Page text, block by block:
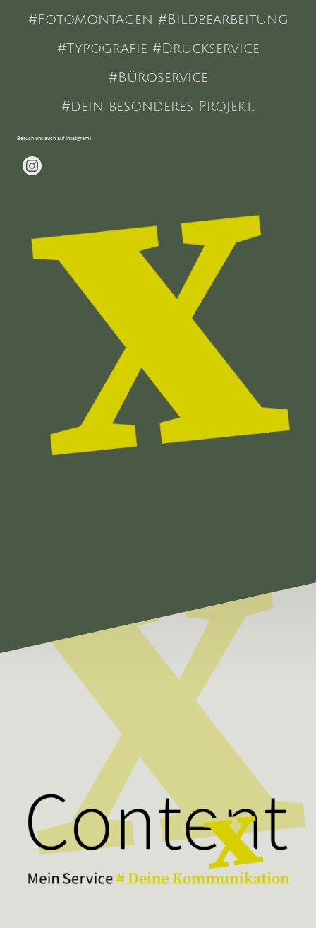
#Fotomontagen #Bildbearbeitung
#Typografie #Druckservice
#Büroservice
#dein besonderes Projekt...
Besuch uns auch auf Insatgram!